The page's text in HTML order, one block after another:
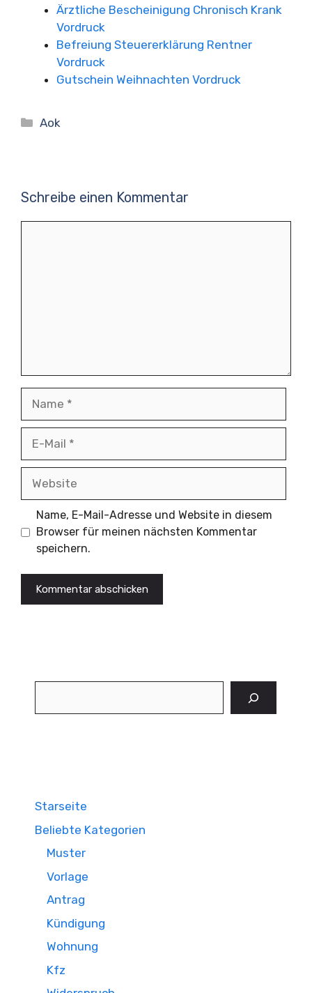
Ärztliche Bescheinigung Chronisch Krank
Vordruck
Befreiung Steuererklärung Rentner
Vordruck
Gutschein Weihnachten Vordruck
Kategorien
Aok
Schreibe einen Kommentar
Name, E-Mail-Adresse und Website in diesem
Browser für meinen nächsten Kommentar
speichern.
Starseite
Beliebte Kategorien
Muster
Vorlage
Antrag
Kündigung
Wohnung
Kfz